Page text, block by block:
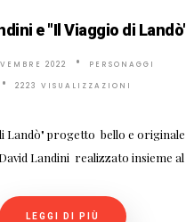
e "Il Viaggio di
2022 PERSONAGGI
2223 VISUALIZZAZIONI
Landò" progetto bello e originale
Landini realizzato insieme al
LEGGI DI PIÙ